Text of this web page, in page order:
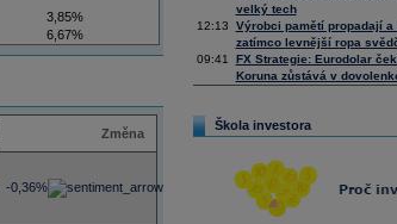
3,85%
6,67%
Změna
-0,36%
velký tech
12:13
Výrobci pamětí propadají a
zatímco levnější ropa
09:41
FX Strategie: Eurodolar
Koruna zůstává v
Škola investora